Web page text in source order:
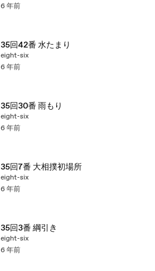
6 年前
35回42番 水たまり
eight-six
6 年前
35回30番 雨もり
eight-six
6 年前
35回7番 大相撲初場所
eight-six
6 年前
35回3番 綱引き
eight-six
6 年前